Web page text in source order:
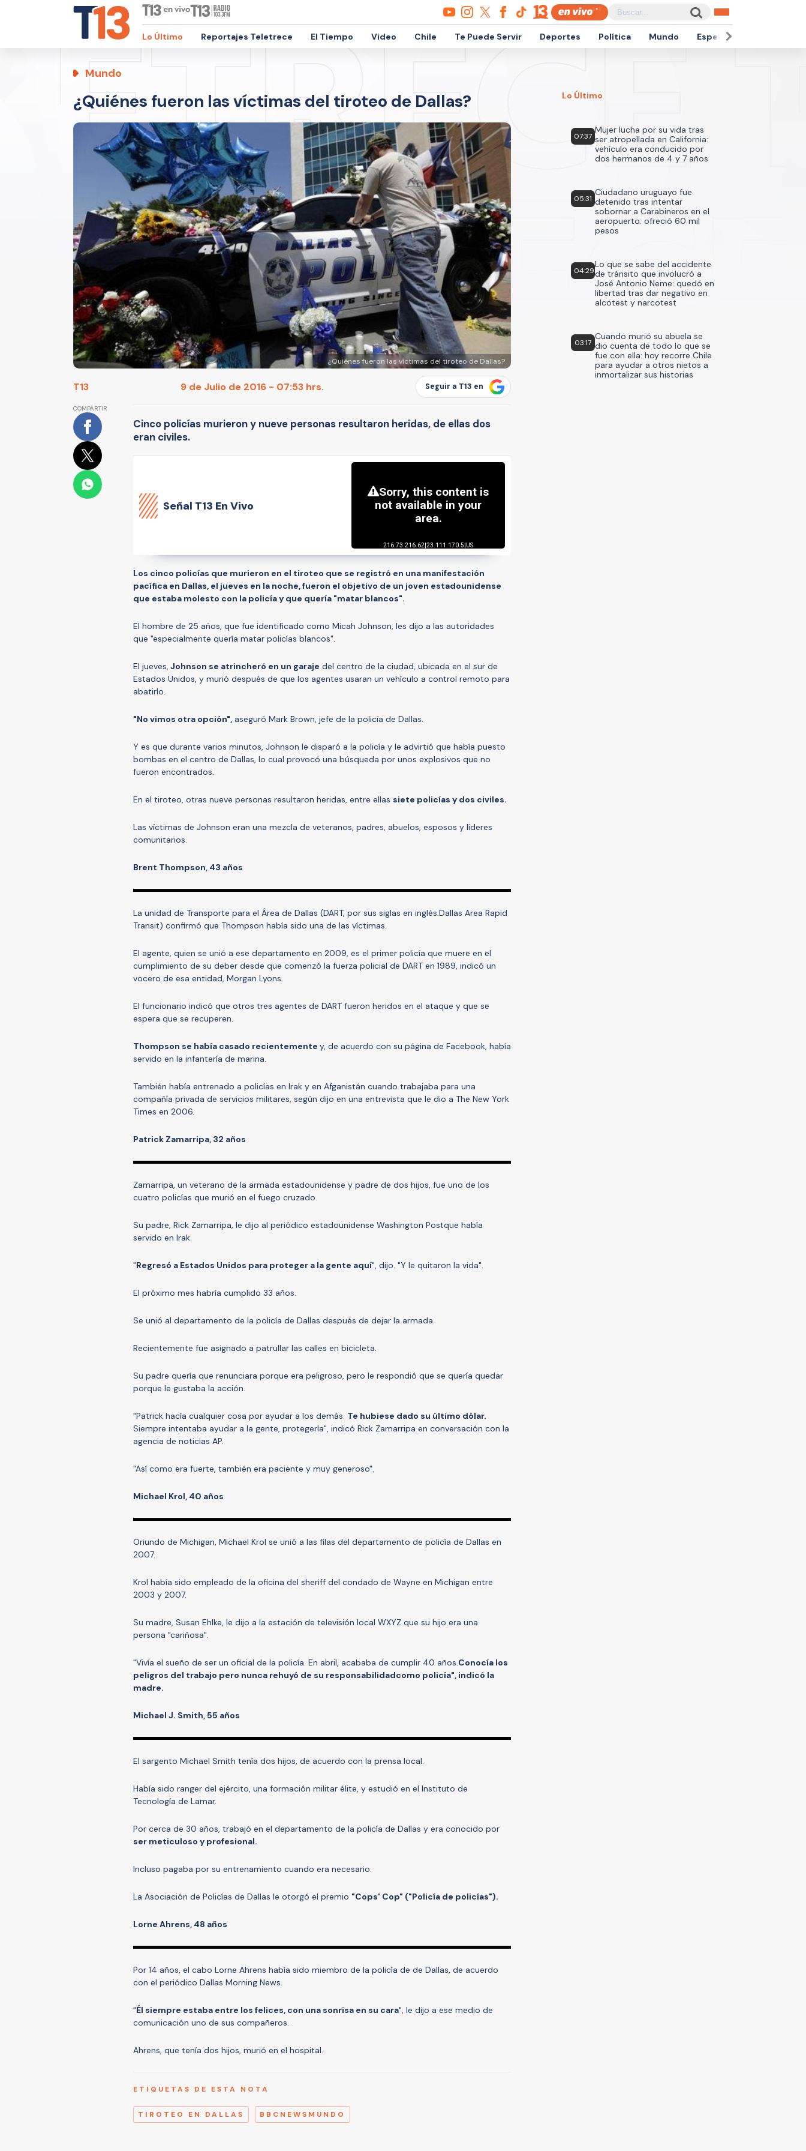
Lo Último Reportajes Teletrece El Tiempo Video Chile Te Puede Servir Deportes Política Mundo Espectáculos
Mundo
¿Quiénes fueron las víctimas del tiroteo de Dallas?
¿Quiénes fueron las víctimas del tiroteo de Dallas?
T13 9 de Julio de 2016 - 07:53 hrs. Seguir a T13 en
COMPARTIR
Cinco policías murieron y nueve personas resultaron heridas, de ellas dos
eran civiles.
Señal T13 En Vivo
Los cinco policías que murieron en el tiroteo que se registró en una manifestación
pacífica en Dallas, el jueves en la noche, fueron el objetivo de un joven estadounidense
que estaba molesto con la policía y que quería "matar blancos".
El hombre de 25 años, que fue identificado como Micah Johnson, les dijo a las autoridades
que "especialmente quería matar policías blancos".
El jueves, Johnson se atrincheró en un garaje del centro de la ciudad, ubicada en el sur de
Estados Unidos, y murió después de que los agentes usaran un vehículo a control remoto para
abatirlo.
"No vimos otra opción", aseguró Mark Brown, jefe de la policía de Dallas.
Y es que durante varios minutos, Johnson le disparó a la policía y le advirtió que había puesto
bombas en el centro de Dallas, lo cual provocó una búsqueda por unos explosivos que no
fueron encontrados.
En el tiroteo, otras nueve personas resultaron heridas, entre ellas siete policías y dos civiles.
Las víctimas de Johnson eran una mezcla de veteranos, padres, abuelos, esposos y líderes
comunitarios.
Brent Thompson, 43 años
La unidad de Transporte para el Área de Dallas (DART, por sus siglas en inglés:Dallas Area Rapid
Transit) confirmó que Thompson había sido una de las víctimas.
El agente, quien se unió a ese departamento en 2009, es el primer policía que muere en el
cumplimiento de su deber desde que comenzó la fuerza policial de DART en 1989, indicó un
vocero de esa entidad, Morgan Lyons.
El funcionario indicó que otros tres agentes de DART fueron heridos en el ataque y que se
espera que se recuperen.
Thompson se había casado recientemente y, de acuerdo con su página de Facebook, había
servido en la infantería de marina.
También había entrenado a policías en Irak y en Afganistán cuando trabajaba para una
compañía privada de servicios militares, según dijo en una entrevista que le dio a The New York
Times en 2006.
Patrick Zamarripa, 32 años
Zamarripa, un veterano de la armada estadounidense y padre de dos hijos, fue uno de los
cuatro policías que murió en el fuego cruzado.
Su padre, Rick Zamarripa, le dijo al periódico estadounidense Washington Postque había
servido en Irak.
"Regresó a Estados Unidos para proteger a la gente aquí", dijo. "Y le quitaron la vida".
El próximo mes habría cumplido 33 años.
Se unió al departamento de la policía de Dallas después de dejar la armada.
Recientemente fue asignado a patrullar las calles en bicicleta.
Su padre quería que renunciara porque era peligroso, pero le respondió que se quería quedar
porque le gustaba la acción.
"Patrick hacía cualquier cosa por ayudar a los demás. Te hubiese dado su último dólar.
Siempre intentaba ayudar a la gente, protegerla", indicó Rick Zamarripa en conversación con la
agencia de noticias AP.
"Así como era fuerte, también era paciente y muy generoso".
Michael Krol, 40 años
Oriundo de Michigan, Michael Krol se unió a las filas del departamento de policía de Dallas en
2007.
Krol había sido empleado de la oficina del sheriff del condado de Wayne en Michigan entre
2003 y 2007.
Su madre, Susan Ehlke, le dijo a la estación de televisión local WXYZ que su hijo era una
persona "cariñosa".
"Vivía el sueño de ser un oficial de la policía. En abril, acababa de cumplir 40 años.Conocía los
peligros del trabajo pero nunca rehuyó de su responsabilidadcomo policía", indicó la
madre.
Michael J. Smith, 55 años
El sargento Michael Smith tenía dos hijos, de acuerdo con la prensa local.
Había sido ranger del ejército, una formación militar élite, y estudió en el Instituto de
Tecnología de Lamar.
Por cerca de 30 años, trabajó en el departamento de la policía de Dallas y era conocido por
ser meticuloso y profesional.
Incluso pagaba por su entrenamiento cuando era necesario.
La Asociación de Policías de Dallas le otorgó el premio "Cops' Cop" ("Policía de policías").
Lorne Ahrens, 48 años
Por 14 años, el cabo Lorne Ahrens había sido miembro de la policía de de Dallas, de acuerdo
con el periódico Dallas Morning News.
"Él siempre estaba entre los felices, con una sonrisa en su cara", le dijo a ese medio de
comunicación uno de sus compañeros.
Ahrens, que tenía dos hijos, murió en el hospital.
ETIQUETAS DE ESTA NOTA
TIROTEO EN DALLAS BBCNEWSMUNDO
Lo Último
07:37
Mujer lucha por su vida tras
ser atropellada en California:
vehículo era conducido por
dos hermanos de 4 y 7 años
05:31
Ciudadano uruguayo fue
detenido tras intentar
sobornar a Carabineros en el
aeropuerto: ofreció 60 mil
pesos
04:29
Lo que se sabe del accidente
de tránsito que involucró a
José Antonio Neme: quedó en
libertad tras dar negativo en
alcotest y narcotest
03:17
Cuando murió su abuela se
dio cuenta de todo lo que se
fue con ella: hoy recorre Chile
para ayudar a otros nietos a
inmortalizar sus historias